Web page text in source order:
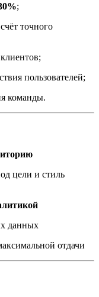
;
точного
пользователей;
команды.
цели и стиль
данных
отдачи